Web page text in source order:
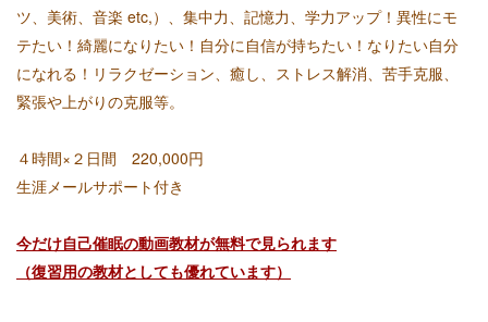
ツ、美術、音楽 etc,）、集中力、記憶力、学力アップ！異性にモ
テたい！綺麗になりたい！自分に自信が持ちたい！なりたい自分
になれる！リラクゼーション、癒し、ストレス解消、苦手克服、
緊張や上がりの克服等。
４時間×２日間 220,000円
生涯メールサポート付き
今だけ自己催眠の動画教材が無料で見られます
（復習用の教材としても優れています）